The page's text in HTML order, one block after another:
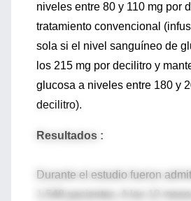
niveles entre 80 y 110 mg por
tratamiento convencional
sola si el nivel sanguíneo de
los 215 mg por decilitro y
glucosa a niveles entre 180 y
decilitro).
Resultados :
Durante el estudio fueron
1.548 pacientes. A los 12